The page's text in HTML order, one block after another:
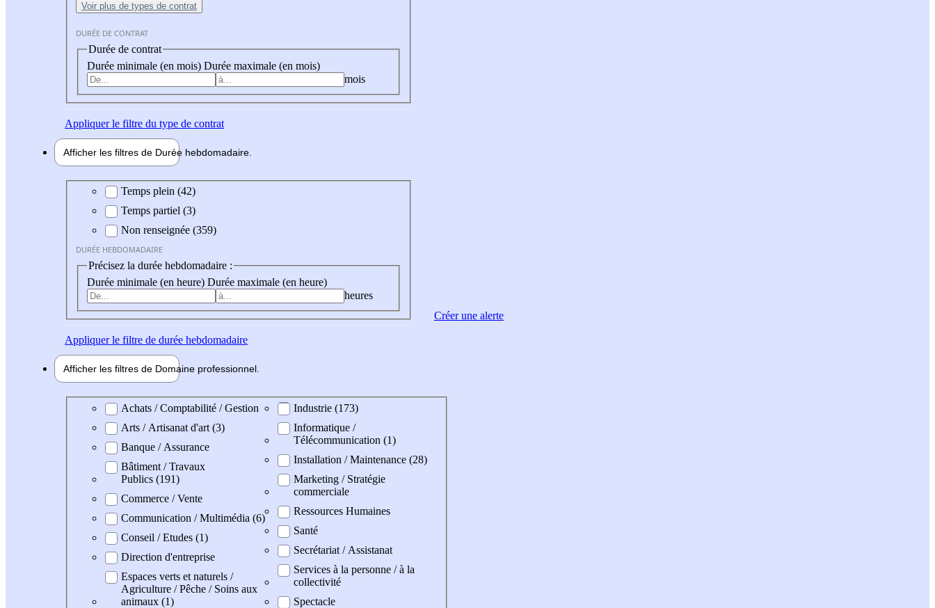
Voir plus de types de contrat
DURÉE DE CONTRAT
Durée de contrat
Durée minimale (en mois) Durée maximale (en mois)
mois
Appliquerle filtre du type de contrat
Afficher les filtres de Durée hebdomadaire
Durée hebdomadaire
Temps plein (42)
Temps partiel (3)
Non renseignée (359)
DURÉE HEBDOMADAIRE
Précisez la durée hebdomadaire :
Durée minimale (en heure) Durée maximale (en heure)
heures
Appliquerle filtre de durée hebdomadaire
Afficher les filtres de Domaine professionnel
Domaine professionel
Achats / Comptabilité / Gestion
Arts / Artisanat d'art (3)
Banque / Assurance
Bâtiment / Travaux
Publics (191)
Commerce / Vente
Communication / Multimédia (6)
Conseil / Etudes (1)
Direction d'entreprise
Espaces verts et naturels /
Agriculture / Pêche / Soins aux
animaux (1)
Industrie (173)
Informatique /
Télécommunication (1)
Installation / Maintenance (28)
Marketing / Stratégie
commerciale
Ressources Humaines
Santé
Secrétariat / Assistanat
Services à la personne / à la
collectivité
Spectacle
Créer une alerte